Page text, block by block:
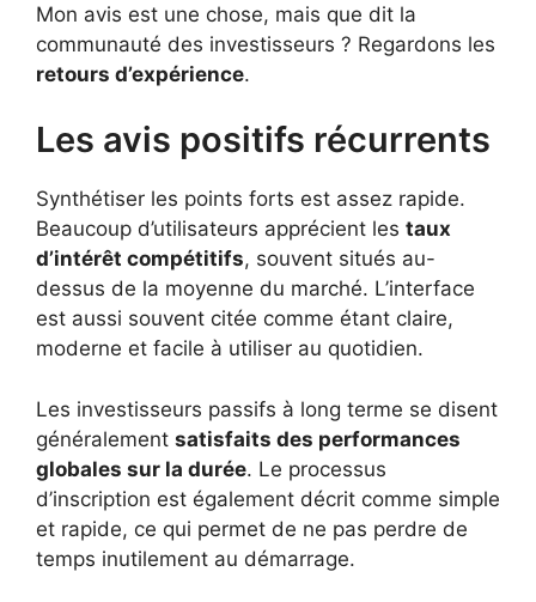
Mon avis est une chose, mais que dit la
communauté des investisseurs ? Regardons les
retours d’expérience.
Les avis positifs récurrents
Synthétiser les points forts est assez rapide.
Beaucoup d’utilisateurs apprécient les taux
d’intérêt compétitifs, souvent situés au-
dessus de la moyenne du marché. L’interface
est aussi souvent citée comme étant claire,
moderne et facile à utiliser au quotidien.
Les investisseurs passifs à long terme se disent
généralement satisfaits des performances
globales sur la durée. Le processus
d’inscription est également décrit comme simple
et rapide, ce qui permet de ne pas perdre de
temps inutilement au démarrage.